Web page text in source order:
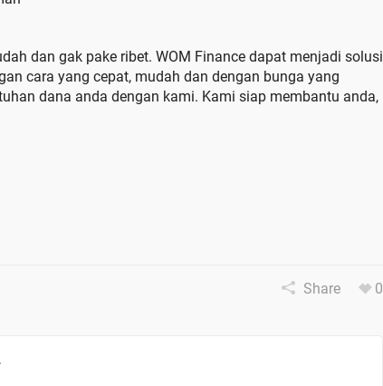
dan gak pake ribet. WOM Finance dapat menjadi solusi
cara yang cepat, mudah dan dengan bunga yang
dana anda dengan kami. Kami siap membantu anda,
Share 0